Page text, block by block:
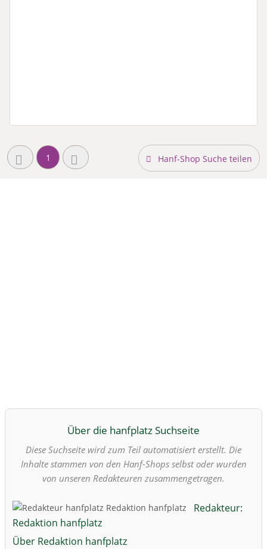
1 Hanf-Shop Suche teilen
Über die hanfplatz Suchseite
Diese Suchseite wird zum Teil automatisiert erstellt. Die
Inhalte stammen von den Hanf-Shops selbst oder wurden
von unseren Redakteuren zusammengetragen.
Redakteur:
Redaktion hanfplatz
Über Redaktion hanfplatz